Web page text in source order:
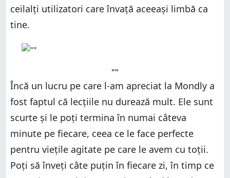
ceilalți utilizatori care învață aceeași limbă ca
tine.
""
Încă un lucru pe care l-am apreciat la Mondly a
fost faptul că lecțiile nu durează mult. Ele sunt
scurte și le poți termina în numai câteva
minute pe fiecare, ceea ce le face perfecte
pentru viețile agitate pe care le avem cu toții.
Poți să înveți câte puțin în fiecare zi, în timp ce